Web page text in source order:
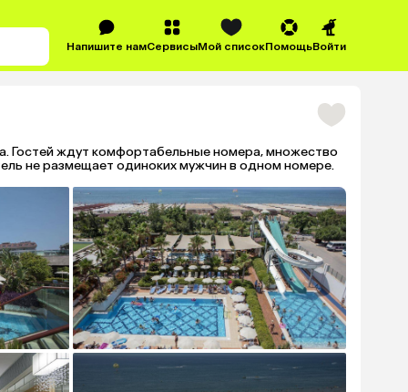
Напишите намСервисыМой списокПомощьВойти
Гостей ждут комфортабельные номера, множество
не размещает одиноких мужчин в одном номере.